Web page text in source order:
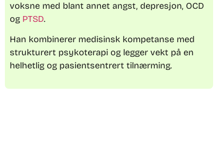
voksne med blant annet angst, depresjon, OCD
og PTSD.
Han kombinerer medisinsk kompetanse med
strukturert psykoterapi og legger vekt på en
helhetlig og pasientsentrert tilnærming.